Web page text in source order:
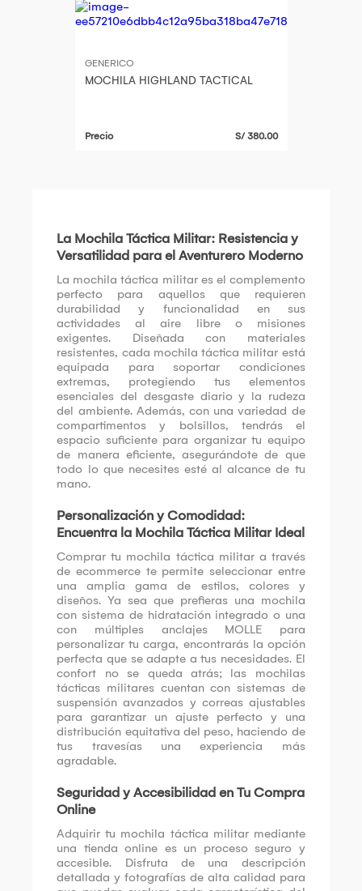
GENERICO
MOCHILA HIGHLAND TACTICAL
Precio S/ 380.00
La Mochila Táctica Militar: Resistencia y
Versatilidad para el Aventurero Moderno
La mochila táctica militar es el complemento
perfecto para aquellos que requieren
durabilidad y funcionalidad en sus
actividades al aire libre o misiones
exigentes. Diseñada con materiales
resistentes, cada mochila táctica militar está
equipada para soportar condiciones
extremas, protegiendo tus elementos
esenciales del desgaste diario y la rudeza
del ambiente. Además, con una variedad de
compartimentos y bolsillos, tendrás el
espacio suficiente para organizar tu equipo
de manera eficiente, asegurándote de que
todo lo que necesites esté al alcance de tu
mano.
Personalización y Comodidad:
Encuentra la Mochila Táctica Militar Ideal
Comprar tu mochila táctica militar a través
de ecommerce te permite seleccionar entre
una amplia gama de estilos, colores y
diseños. Ya sea que prefieras una mochila
con sistema de hidratación integrado o una
con múltiples anclajes MOLLE para
personalizar tu carga, encontrarás la opción
perfecta que se adapte a tus necesidades. El
confort no se queda atrás; las mochilas
tácticas militares cuentan con sistemas de
suspensión avanzados y correas ajustables
para garantizar un ajuste perfecto y una
distribución equitativa del peso, haciendo de
tus travesías una experiencia más
agradable.
Seguridad y Accesibilidad en Tu Compra
Online
Adquirir tu mochila táctica militar mediante
una tienda online es un proceso seguro y
accesible. Disfruta de una descripción
detallada y fotografías de alta calidad para